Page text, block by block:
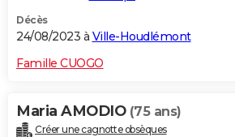
Décès
24/08/2023 à Ville-Houdlémont
Famille CUOGO
Maria AMODIO (75 ans)
Créer une cagnotte obsèques